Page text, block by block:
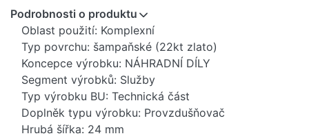
Podrobnosti o produktu
Oblast použití: Komplexní
Typ povrchu: šampaňské (22kt zlato)
Koncepce výrobku: NÁHRADNÍ DÍLY
Segment výrobků: Služby
Typ výrobku BU: Technická část
Doplněk typu výrobku: Provzdušňovač
Hrubá šířka: 24 mm